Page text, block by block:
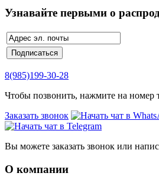
Узнавайте первыми о
8(985)199-30-28
Чтобы позвонить, нажмите на номер
Заказать звонок
Вы можете заказать звонок или
О компании